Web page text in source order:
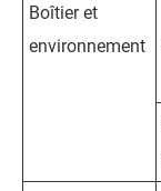
Boîtier et
environnement